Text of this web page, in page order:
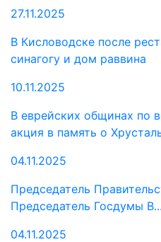
27.11.2025
В Кисловодске после
синагогу и дом раввина
10.11.2025
В еврейских общинах по
акция в память о
04.11.2025
Председатель
Председатель Госдумы В...
04.11.2025